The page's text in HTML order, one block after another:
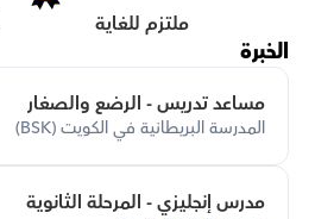
ملتزم للغاية
الخبرة
مساعد تدريس - الرضع والصغار
المدرسة البريطانية في الكويت (BSK)
مدرس إنجليزي - المرحلة الثانوية